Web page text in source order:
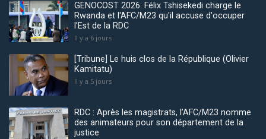
GENOCOST 2026: Félix Tshisekedi charge le
Rwanda et l'AFC/M23 qu'il accuse d'occuper
l'Est de la RDC
Il y a 6 jours
[Tribune] Le huis clos de la République (Olivier
Kamitatu)
Il y a 5 jours
RDC : Après les magistrats, l’AFC/M23 nomme
des animateurs pour son département de la
justice